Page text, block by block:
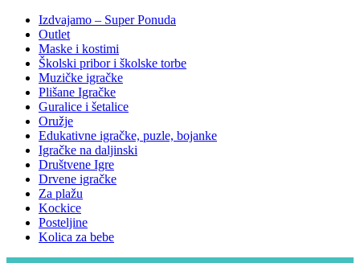
Izdvajamo – Super Ponuda
Outlet
Maske i kostimi
Školski pribor i školske torbe
Muzičke igračke
Plišane Igračke
Guralice i šetalice
Oružje
Edukativne igračke, puzle, bojanke
Igračke na daljinski
Društvene Igre
Drvene igračke
Za plažu
Kockice
Posteljine
Kolica za bebe